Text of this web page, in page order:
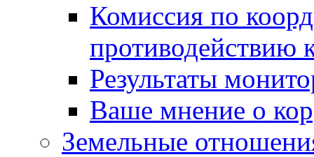
Комиссия по
противодействию
Результаты
Ваше мнение о
Земельные